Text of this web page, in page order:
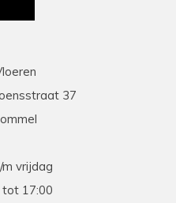
de keuze als plaatsing
37
vrijdag
tot 17:00